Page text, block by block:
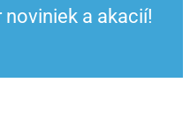
noviniek a akacií!